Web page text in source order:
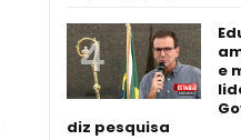
e
diz pesquisa